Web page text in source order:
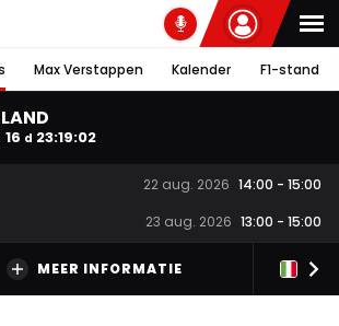
Max Verstappen Kalender F1-stand
16 d 23:19:02
22 aug. 2026 14:00 - 15:00
23 aug. 2026 13:00 - 15:00
MEER INFORMATIE